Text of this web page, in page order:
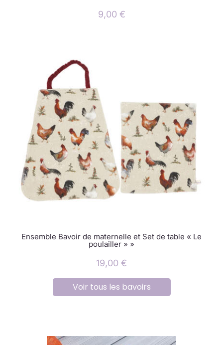
9,00 €
Ensemble Bavoir de maternelle et Set de table « Le
poulailler » »
19,00 €
Voir tous les bavoirs